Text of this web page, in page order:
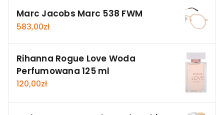
Marc Jacobs Marc 538 FWM
583,00zł
Rihanna Rogue Love Woda
Perfumowana 125 ml
120,00zł